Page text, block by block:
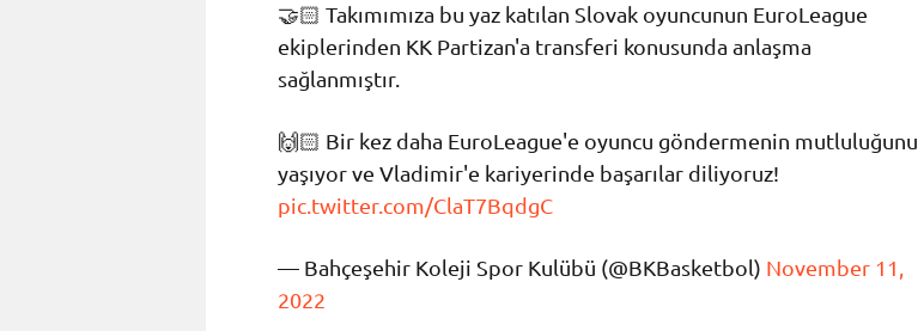
🤝🏻 Takımımıza bu yaz katılan Slovak oyuncunun EuroLeague
ekiplerinden KK Partizan'a transferi konusunda anlaşma
sağlanmıştır.
🙌🏻 Bir kez daha EuroLeague'e oyuncu göndermenin mutluluğunu
yaşıyor ve Vladimir'e kariyerinde başarılar diliyoruz!
pic.twitter.com/ClaT7BqdgC
— Bahçeşehir Koleji Spor Kulübü (@BKBasketbol) November 11,
2022